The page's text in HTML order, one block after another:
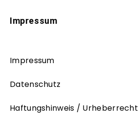
Impressum
Impressum
Datenschutz
Haftungshinweis / Urheberrecht